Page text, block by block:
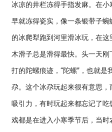
冰凉的井栏冻得手指发麻。在
早就冻得瓷实，像一条银带子
的冰爬犁跑到河里滑冰玩，在
木滑子总是滑得最快。头一天
打的陀螺痕迹，“陀螺”，也就
尕。这个冰尕玩起来很有意思
吸引力，有时玩起来都忘记了
戏都是在进入小寒季节后，当